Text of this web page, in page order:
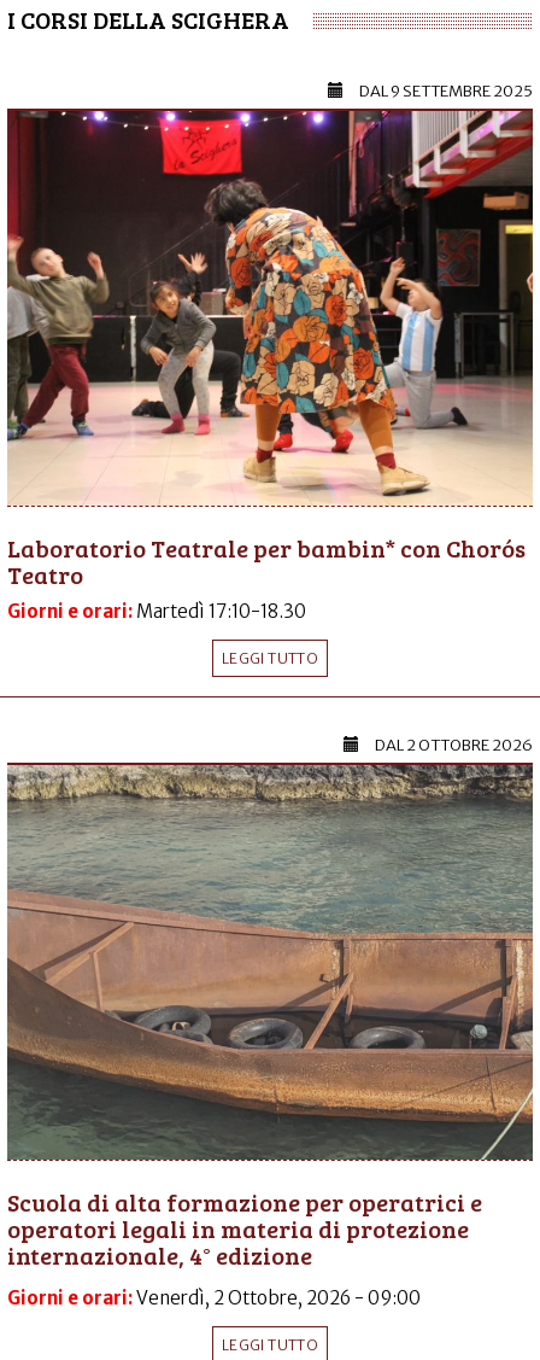
I CORSI DELLA SCIGHERA
DAL9 SETTEMBRE 2025
Laboratorio Teatrale per bambin* con Chorós
Teatro
Giorni e orari: Martedì 17:10-18.30
LEGGI TUTTO
DAL2 OTTOBRE 2026
Scuola di alta formazione per operatrici e
operatori legali in materia di protezione
internazionale, 4° edizione
Giorni e orari:Venerdì, 2 Ottobre, 2026 - 09:00
LEGGI TUTTO